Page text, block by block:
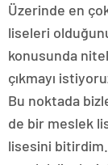
Üzerinde en
liseleri
konusunda
çıkmayı
Bu noktada
de bir meslek
lisesini